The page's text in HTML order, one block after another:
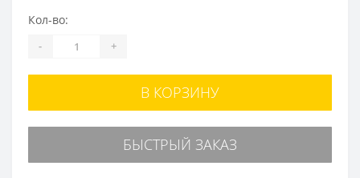
Кол-во:
- +
В КОРЗИНУ
БЫСТРЫЙ ЗАКАЗ